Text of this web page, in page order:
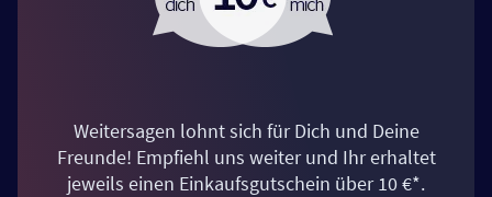
Weitersagen lohnt sich für Dich und Deine
Freunde! Empfiehl uns weiter und Ihr erhaltet
jeweils einen Einkaufsgutschein über 10 €*.